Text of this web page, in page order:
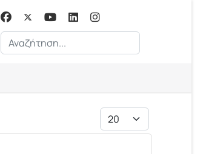
Αναζήτηση...
Εμφάνιση #